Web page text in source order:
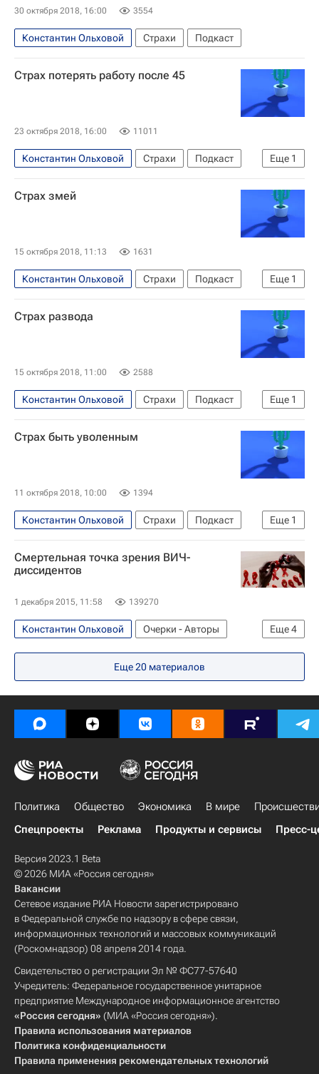
30 октября 2018, 16:00 3554
Константин Ольховой Страхи Подкаст
Страх потерять работу после 45
23 октября 2018, 16:00 11011
Еще 1
Константин Ольховой Страхи
Подкаст
Наталья Лосева
Страх змей
15 октября 2018, 11:13 1631
Еще 1
Константин Ольховой Страхи
Подкаст
Наталья Лосева
Страх развода
15 октября 2018, 11:00 2588
Еще 1
Константин Ольховой Страхи
Подкаст
Наталья Лосева
Страх быть уволенным
11 октября 2018, 10:00 1394
Еще 1
Константин Ольховой Страхи
Подкаст
Наталья Лосева
Смертельная точка зрения ВИЧ-
диссидентов
1 декабря 2015, 11:58 139270
Еще4
Константин Ольховой
Очерки - Авторы
Аналитика
Европа Весь мир
Россия
Еще20 материалов
Политика Общество Экономика В мире
Спецпроекты
Реклама Продукты и сервисы Пресс-
Версия 2023.1 Beta
© 2026 МИА «Россия сегодня»
Вакансии
Сетевое издание РИА Новости зарегистрировано
в Федеральной службе по надзору в сфере связи,
информационных технологий и массовых коммуникаций
(Роскомнадзор) 08 апреля 2014 года.
Свидетельство о регистрации Эл № ФС77-57640
Учредитель: Федеральное государственное унитарное
предприятие Международное информационное агентство
«Россия сегодня» (МИА «Россия сегодня»).
Правила использования материалов
Политика конфиденциальности
Правила применения рекомендательных технологий